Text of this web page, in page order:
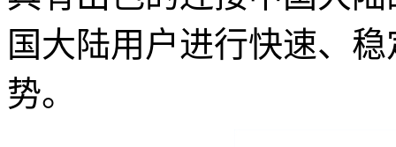
国大陆用户进行快速、
势。